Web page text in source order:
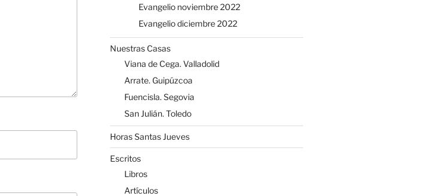
Evangelio noviembre 2022
Evangelio diciembre 2022
Nuestras Casas
Viana de Cega. Valladolid
Arrate. Guipúzcoa
Fuencisla. Segovia
San Julián. Toledo
Horas Santas Jueves
Escritos
Libros
Artículos